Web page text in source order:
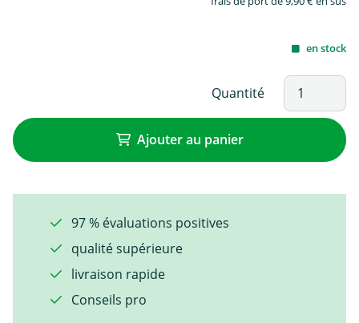
en stock
Quantité
Ajouter au panier
97 % évaluations positives
qualité supérieure
livraison rapide
Conseils pro